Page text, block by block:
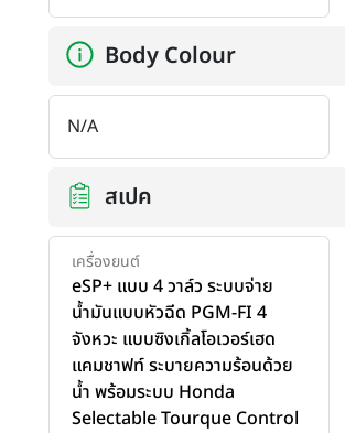
Body Colour
N/A
สเปค
เครื่องยนต์
eSP+ แบบ 4 วาล์ว ระบบจ่าย
น้ำมันแบบหัวฉีด PGM-FI 4
จังหวะ แบบซิงเกิ้ลโอเวอร์เฮด
แคมชาฟท์ ระบายความร้อนด้วย
น้ำ พร้อมระบบ Honda
Selectable Tourque Control